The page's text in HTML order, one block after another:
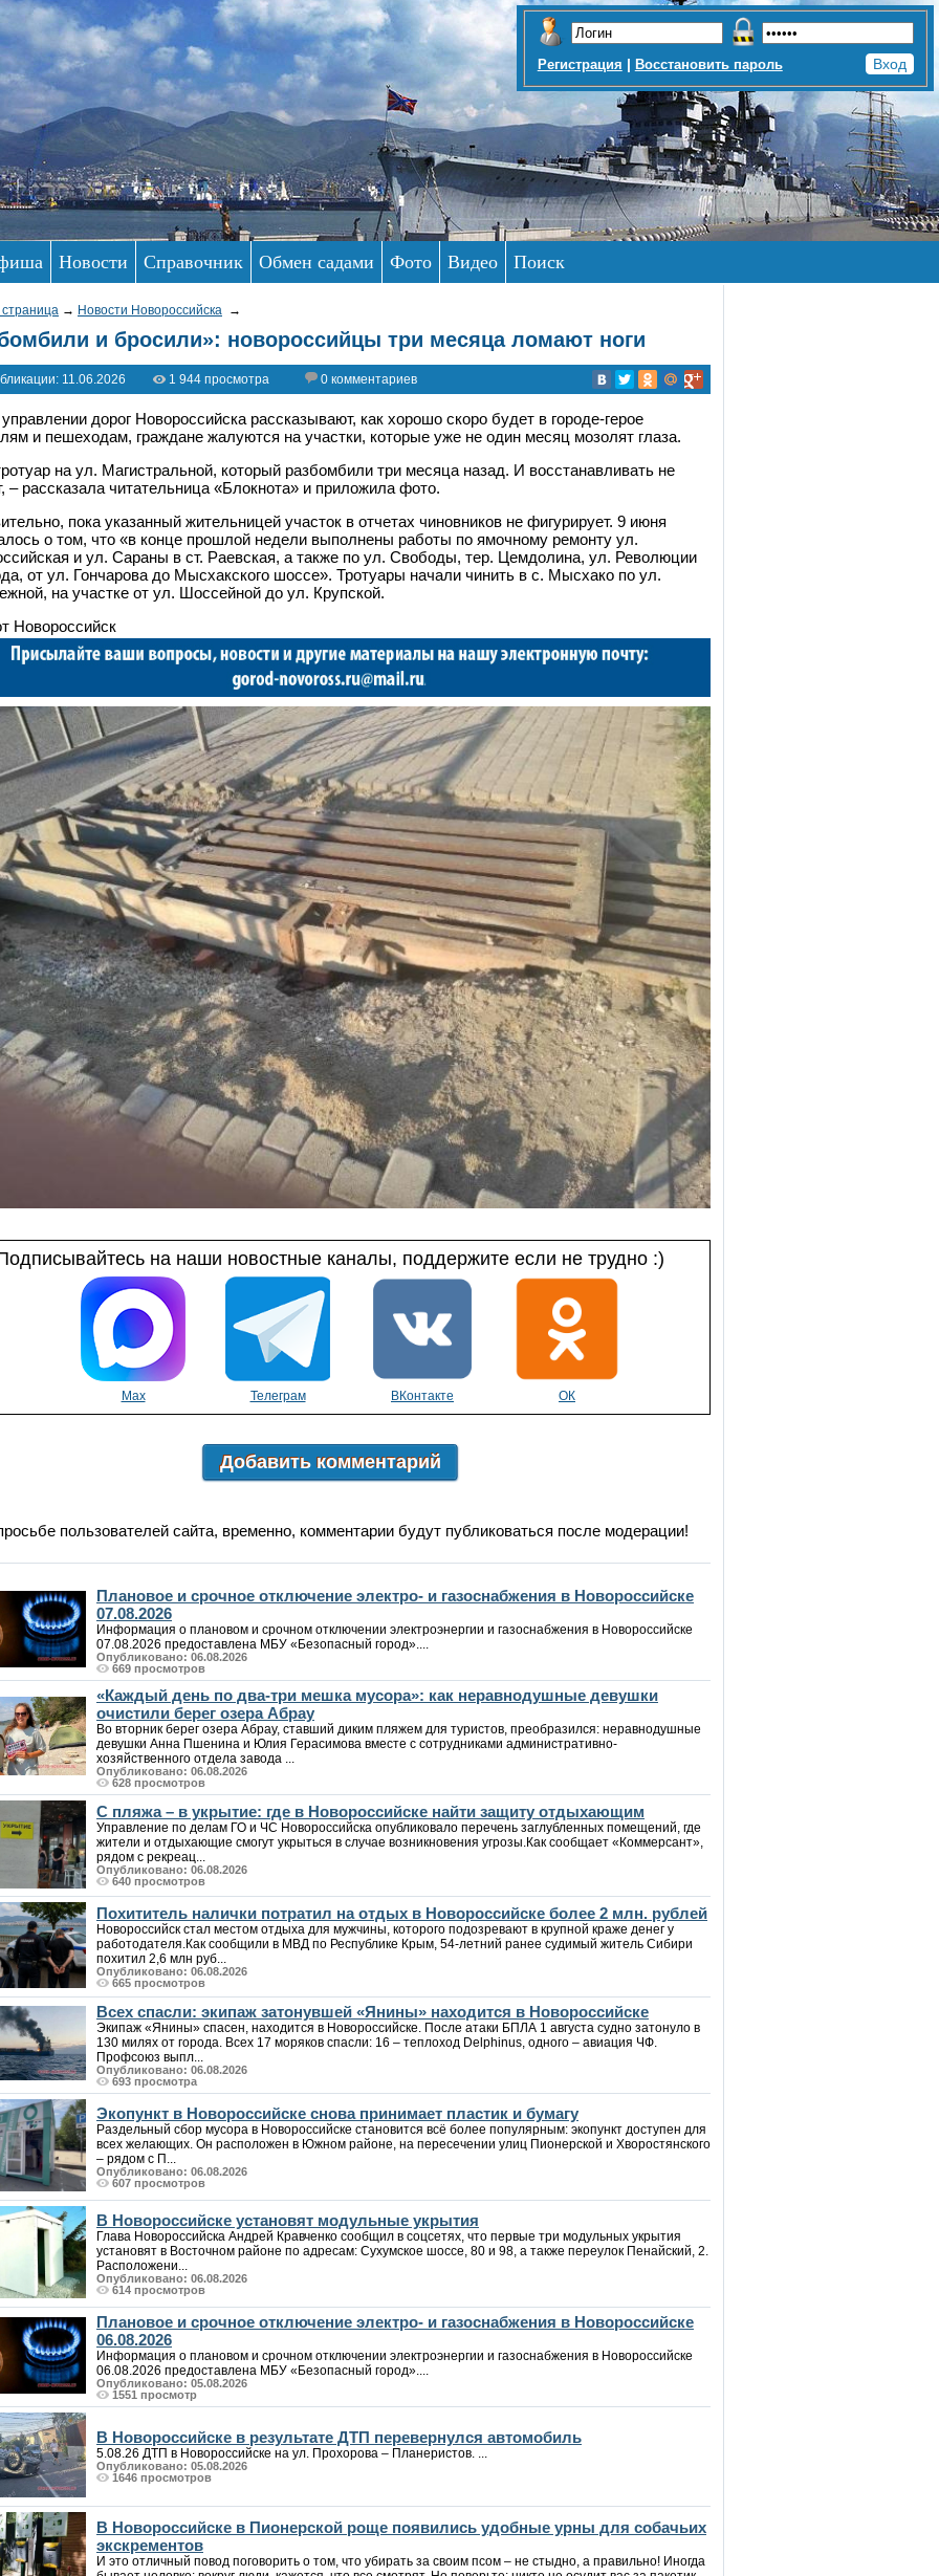
Регистрация | Восстановить пароль
Новости Справочник Обмен садами Фото Видео Поиск
→ Новости Новороссийска →
и бросили»: новороссийцы три месяца ломают ноги
11.06.2026 1 944 просмотра 0 комментариев
дорог Новороссийска рассказывают, как хорошо скоро будет в городе-герое
и пешеходам, граждане жалуются на участки, которые уже не один месяц мозолят глаза.
на ул. Магистральной, который разбомбили три месяца назад. И восстанавливать не
– рассказала читательница «Блокнота» и приложила фото.
пока указанный жительницей участок в отчетах чиновников не фигурирует. 9 июня
о том, что «в конце прошлой недели выполнены работы по ямочному ремонту ул.
и ул. Сараны в ст. Раевская, а также по ул. Свободы, тер. Цемдолина, ул. Революции
от ул. Гончарова до Мысхакского шоссе». Тротуары начали чинить в с. Мысхако по ул.
на участке от ул. Шоссейной до ул. Крупской.
Новороссийск
на наши новостные каналы, поддержите если не трудно :)
Max Телеграм ВКонтакте ОК
Добавить комментарий
пользователей сайта, временно, комментарии будут публиковаться после модерации!
Плановое и срочное отключение электро- и газоснабжения в Новороссийске
07.08.2026
Информация о плановом и срочном отключении электроэнергии и газоснабжения в Новороссийске
07.08.2026 предоставлена МБУ «Безопасный город»....
Опубликовано: 06.08.2026
669 просмотров
«Каждый день по два-три мешка мусора»: как неравнодушные девушки
очистили берег озера Абрау
Во вторник берег озера Абрау, ставший диким пляжем для туристов, преобразился: неравнодушные
девушки Анна Пшенина и Юлия Герасимова вместе с сотрудниками административно-
хозяйственного отдела завода ...
Опубликовано: 06.08.2026
628 просмотров
С пляжа – в укрытие: где в Новороссийске найти защиту отдыхающим
Управление по делам ГО и ЧС Новороссийска опубликовало перечень заглубленных помещений, где
жители и отдыхающие смогут укрыться в случае возникновения угрозы.Как сообщает «Коммерсант»,
рядом с рекреац...
Опубликовано: 06.08.2026
640 просмотров
Похититель налички потратил на отдых в Новороссийске более 2 млн. рублей
Новороссийск стал местом отдыха для мужчины, которого подозревают в крупной краже денег у
работодателя.Как сообщили в МВД по Республике Крым, 54-летний ранее судимый житель Сибири
похитил 2,6 млн руб...
Опубликовано: 06.08.2026
665 просмотров
Всех спасли: экипаж затонувшей «Янины» находится в Новороссийске
Экипаж «Янины» спасен, находится в Новороссийске. После атаки БПЛА 1 августа судно затонуло в
130 милях от города. Всех 17 моряков спасли: 16 – теплоход Delphinus, одного – авиация ЧФ.
Профсоюз выпл...
Опубликовано: 06.08.2026
693 просмотра
Экопункт в Новороссийске снова принимает пластик и бумагу
Раздельный сбор мусора в Новороссийске становится всё более популярным: экопункт доступен для
всех желающих. Он расположен в Южном районе, на пересечении улиц Пионерской и Хворостянского
– рядом с П...
Опубликовано: 06.08.2026
607 просмотров
В Новороссийске установят модульные укрытия
Глава Новороссийска Андрей Кравченко сообщил в соцсетях, что первые три модульных укрытия
установят в Восточном районе по адресам: Сухумское шоссе, 80 и 98, а также переулок Пенайский, 2.
Расположени...
Опубликовано: 06.08.2026
614 просмотров
Плановое и срочное отключение электро- и газоснабжения в Новороссийске
06.08.2026
Информация о плановом и срочном отключении электроэнергии и газоснабжения в Новороссийске
06.08.2026 предоставлена МБУ «Безопасный город»....
Опубликовано: 05.08.2026
1551 просмотр
В Новороссийске в результате ДТП перевернулся автомобиль
5.08.26 ДТП в Новороссийске на ул. Прохорова – Планеристов. ...
Опубликовано: 05.08.2026
1646 просмотров
В Новороссийске в Пионерской роще появились удобные урны для собачьих
экскрементов
И это отличный повод поговорить о том, что убирать за своим псом – не стыдно, а правильно! Иногда